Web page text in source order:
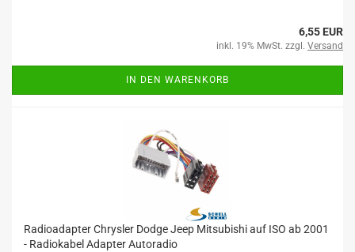
6,55 EUR
inkl. 19% MwSt. zzgl. Versand
IN DEN WARENKORB
Radioadapter Chrysler Dodge Jeep Mitsubishi auf ISO ab 2001
- Radiokabel Adapter Autoradio